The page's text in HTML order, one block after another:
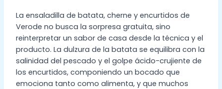
La ensaladilla de batata, cherne y encurtidos de
Verode no busca la sorpresa gratuita, sino
reinterpretar un sabor de casa desde la técnica y el
producto. La dulzura de la batata se equilibra con la
salinidad del pescado y el golpe ácido-crujiente de
los encurtidos, componiendo un bocado que
emociona tanto como alimenta, y que muchos